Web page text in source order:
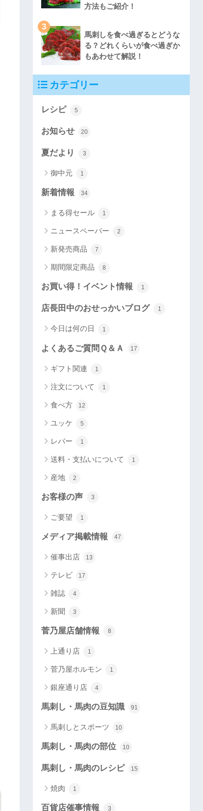
方法もご紹介！
3
馬刺しを食べ過ぎるとどうな
る？どれくらいが食べ過ぎか
もあわせて解説！
カテゴリー
レシピ 5
お知らせ 20
夏だより 3
御中元 1
新着情報 34
まる得セール 1
ニュースペーパー 2
新発売商品 7
期間限定商品 8
お買い得！イベント情報 1
店長田中のおせっかいブログ 1
今日は何の日 1
よくあるご質問Ｑ＆Ａ 17
ギフト関連 1
注文について 1
食べ方 12
ユッケ 5
レバー 1
送料・支払いについて 1
産地 2
お客様の声 3
ご要望 1
メディア掲載情報 47
催事出店 13
テレビ 17
雑誌 4
新聞 3
菅乃屋店舗情報 8
上通り店 1
菅乃屋ホルモン 1
銀座通り店 4
馬刺し・馬肉の豆知識 91
馬刺しとスポーツ 10
馬刺し・馬肉の部位 10
馬刺し・馬肉のレシピ 15
焼肉 1
百貨店催事情報 3